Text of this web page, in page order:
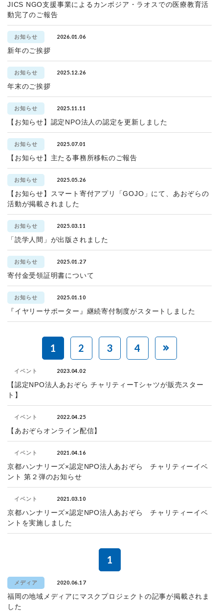
JICS NGO支援事業によるカンボジア・ラオスでの医療教育活
動完了のご報告
お知らせ 2026.01.06
新年のご挨拶
お知らせ 2025.12.26
年末のご挨拶
お知らせ 2025.11.11
【お知らせ】認定NPO法人の認定を更新しました
お知らせ 2025.07.01
【お知らせ】主たる事務所移転のご報告
お知らせ 2025.05.26
【お知らせ】スマート寄付アプリ「GOJO」にて、あおぞらの
活動が掲載されました
お知らせ 2025.03.11
「読学人間」が出版されました
お知らせ 2025.01.27
寄付金受領証明書について
お知らせ 2025.01.10
『イヤリーサポーター』継続寄付制度がスタートしました
1 2 3 4
イベント 2023.04.02
【認定NPO法人あおぞら チャリティーTシャツが販売スター
ト】
イベント 2022.04.25
【あおぞらオンライン配信】
イベント 2021.04.16
京都ハンナリーズ×認定NPO法人あおぞら チャリティーイベ
ント 第２弾のお知らせ
イベント 2021.03.10
京都ハンナリーズ×認定NPO法人あおぞら チャリティーイベ
ントを実施しました
1
メディア 2020.06.17
福岡の地域メディアにマスクプロジェクトの記事が掲載されま
した